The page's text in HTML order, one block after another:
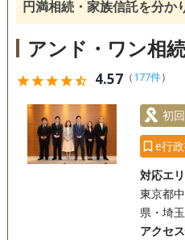
相続人調査
生前贈与
義変
電話相談可 訪問可 女性ス
円満相続・家族信託を分か
アンド・ワン相
starstarstarstarstar_half 4.57（177件）
初
e行
対応エ
東京都
県・埼
アクセ